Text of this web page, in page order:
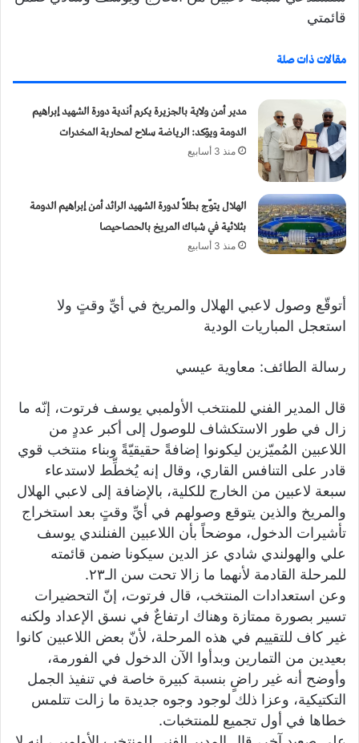
قائمتي
مقالات ذات صلة
مدير أمن ولاية بالجزيرة يكرم أندية دورة الشهيد إبراهيم
الدومة ويؤكد: الرياضة سلاح لمحاربة المخدرات
منذ 3 أسابيع
الهلال يتوّج بطلاً لدورة الشهيد الرائد أمن إبراهيم الدومة
بثلاثية في شباك المريخ بالحصاحيصا
منذ 3 أسابيع
أتوقّع وصول لاعبي الهلال والمريخ في أيِّ وقتٍ ولا
استعجل المباريات الودية
رسالة الطائف: معاوية عيسي
قال المدير الفني للمنتخب الأولمبي يوسف فرتوت، إنّه ما
زال في طور الاستكشاف للوصول إلى أكبر عددٍ من
اللاعبين المُميّزين ليكونوا إضافةً حقيقيّةً وبناء منتخب قوي
قادر على التنافس القاري، وقال إنه يُخطِّط لاستدعاء
سبعة لاعبين من الخارج للكلية، بالإضافة إلى لاعبي الهلال
والمريخ والذين يتوقع وصولهم في أيِّ وقتٍ بعد استخراج
تأشيرات الدخول، موضحاً بأن اللاعبين الفنلندي يوسف
علي والهولندي شادي عز الدين سيكونا ضمن قائمته
للمرحلة القادمة لأنهما ما زالا تحت سن الـ٢٣.
وعن استعدادات المنتخب، قال فرتوت، إنّ التحضيرات
تسير بصورة ممتازة وهناك ارتفاعٌ في نسق الإعداد ولكنه
غير كاف للتقييم في هذه المرحلة، لأنّ بعض اللاعبين كانوا
بعيدين من التمارين وبدأوا الآن الدخول في الفورمة،
وأوضح أنه غير راضٍ بنسبة كبيرة خاصة في تنفيذ الجمل
التكتيكية، وعزا ذلك لوجود وجوه جديدة ما زالت تتلمس
خطاها في أول تجميع للمنتخبات.